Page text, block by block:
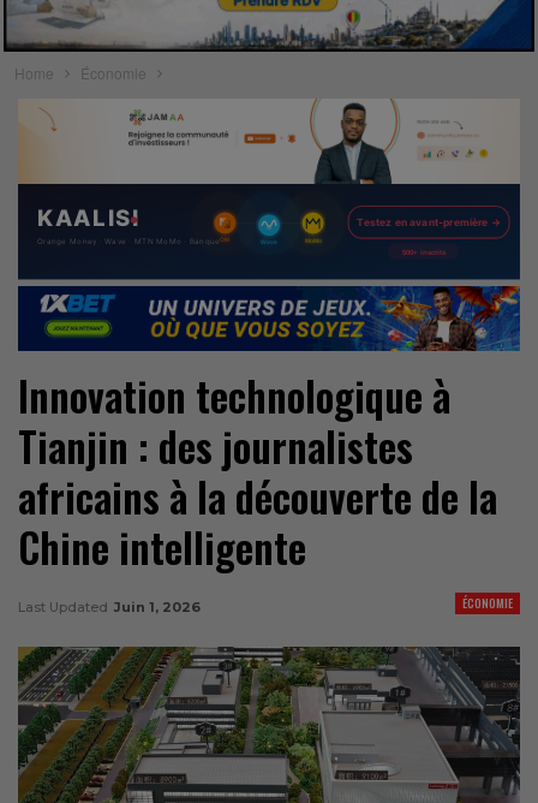
Home Économie
Innovation technologique à
Tianjin : des journalistes
africains à la découverte de la
Chine intelligente
ÉCONOMIE
Last Updated Juin 1, 2026